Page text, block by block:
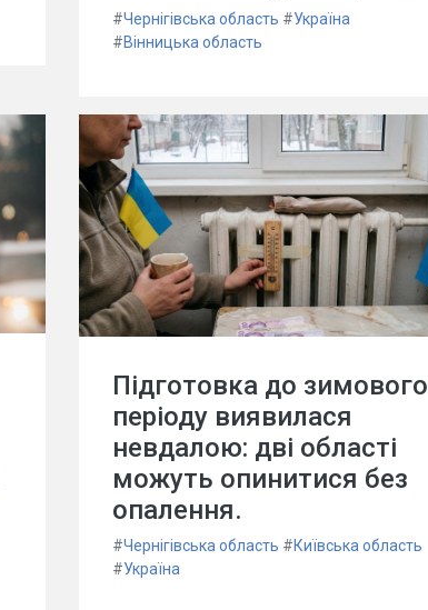
#Чернігівська область #Україна
#Вінницька область
Підготовка до зимового
періоду виявилася
невдалою: дві області
можуть опинитися без
опалення.
#Чернігівська область #Київська область
#Україна